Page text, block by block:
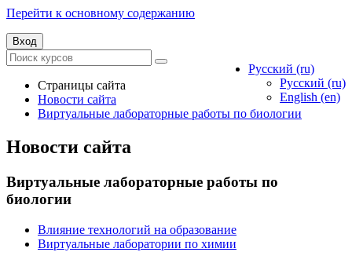
Перейти к основному содержанию
Вход
Русский ‎(ru)‎
Русский ‎(ru)‎
English ‎(en)‎
Страницы сайта
Новости сайта
Виртуальные лабораторные работы по биологии
Новости сайта
Виртуальные лабораторные работы по
биологии
Влияние технологий на образование
Виртуальные лаборатории по химии